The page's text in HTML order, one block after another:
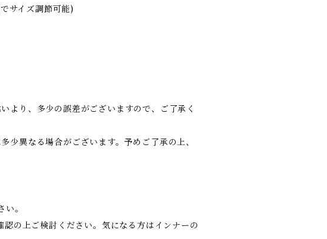
サイズ調節可能)
より、多少の誤差がございますので、ご了承く
少異なる場合がございます。予めご了承の上、
。
の上ご検討ください。気になる方はインナーの